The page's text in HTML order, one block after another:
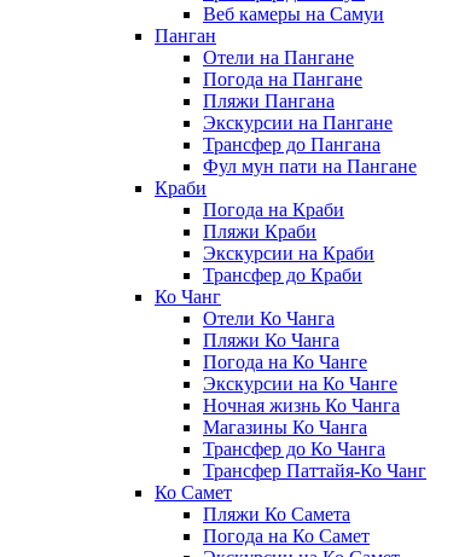
Веб камеры на Самуи
Панган
Отели на Пангане
Погода на Пангане
Пляжи Пангана
Экскурсии на Пангане
Трансфер до Пангана
Фул мун пати на Пангане
Краби
Погода на Краби
Пляжи Краби
Экскурсии на Краби
Трансфер до Краби
Ко Чанг
Отели Ко Чанга
Пляжи Ко Чанга
Погода на Ко Чанге
Экскурсии на Ко Чанге
Ночная жизнь Ко Чанга
Магазины Ко Чанга
Трансфер до Ко Чанга
Трансфер Паттайя-Ко Чанг
Ко Самет
Пляжи Ко Самета
Погода на Ко Самет